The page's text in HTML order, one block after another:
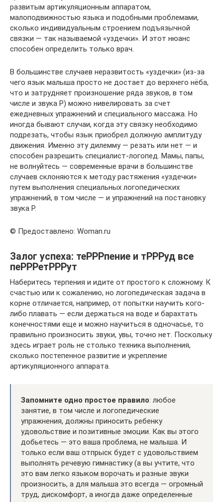
развитым артикуляционным аппаратом,
малоподвижностью языка и подобными проблемами,
сколько индивидуальным строением подъязычной
связки — так называемой «уздечки». И этот нюанс
способен определить только врач.
В большинстве случаев неразвитость «уздечки» (из-за
чего язык малыша просто не достает до верхнего нёба,
что и затрудняет произношение ряда звуков, в том
числе и звука Р) можно нивелировать за счет
ежедневных упражнений и специального массажа. Но
иногда бывают случаи, когда эту связку необходимо
подрезать, чтобы язык приобрел должную амплитуду
движения. Именно эту дилемму — резать или нет — и
способен разрешить специалист-логопед. Мамы, папы,
не волнуйтесь — современные врачи в большинстве
случаев склоняются к методу растяжения «уздечки»
путем выполнения специальных логопедических
упражнений, в том числе — и упражнений на постановку
звука Р.
© Предоставлено: Woman.ru
Залог успеха: теРРРпение и тРРРуд все
пеРРРетРРРут
Наберитесь терпения и идите от простого к сложному. К
счастью или к сожалению, но логопедическая задача в
корне отличается, например, от попытки научить кого-
либо плавать — если держаться на воде и барахтать
конечностями еще и можно научиться в одночасье, то
правильно произносить звуки, увы, точно нет. Поскольку
здесь играет роль не столько техника выполнения,
сколько постепенное развитие и укрепление
артикуляционного аппарата.
Запомните одно простое правило: любое
занятие, в том числе и логопедические
упражнения, должны приносить ребенку
удовольствие и позитивные эмоции. Как вы этого
добьетесь — это ваша проблема, не малыша. И
только если ваш отпрыск будет с удовольствием
выполнять речевую гимнастику (а вы учтите, что
это вам легко языком ворочать и разные звуки
произносить, а для малыша это всегда — огромный
труд, дискомфорт, а иногда даже определенные